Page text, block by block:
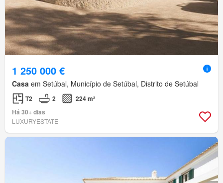
1 250 000 €
Casa em Setúbal, Município de Setúbal, Distrito de Setúbal
T2 2
224 m²
Há 30+ dias
LUXURYESTATE